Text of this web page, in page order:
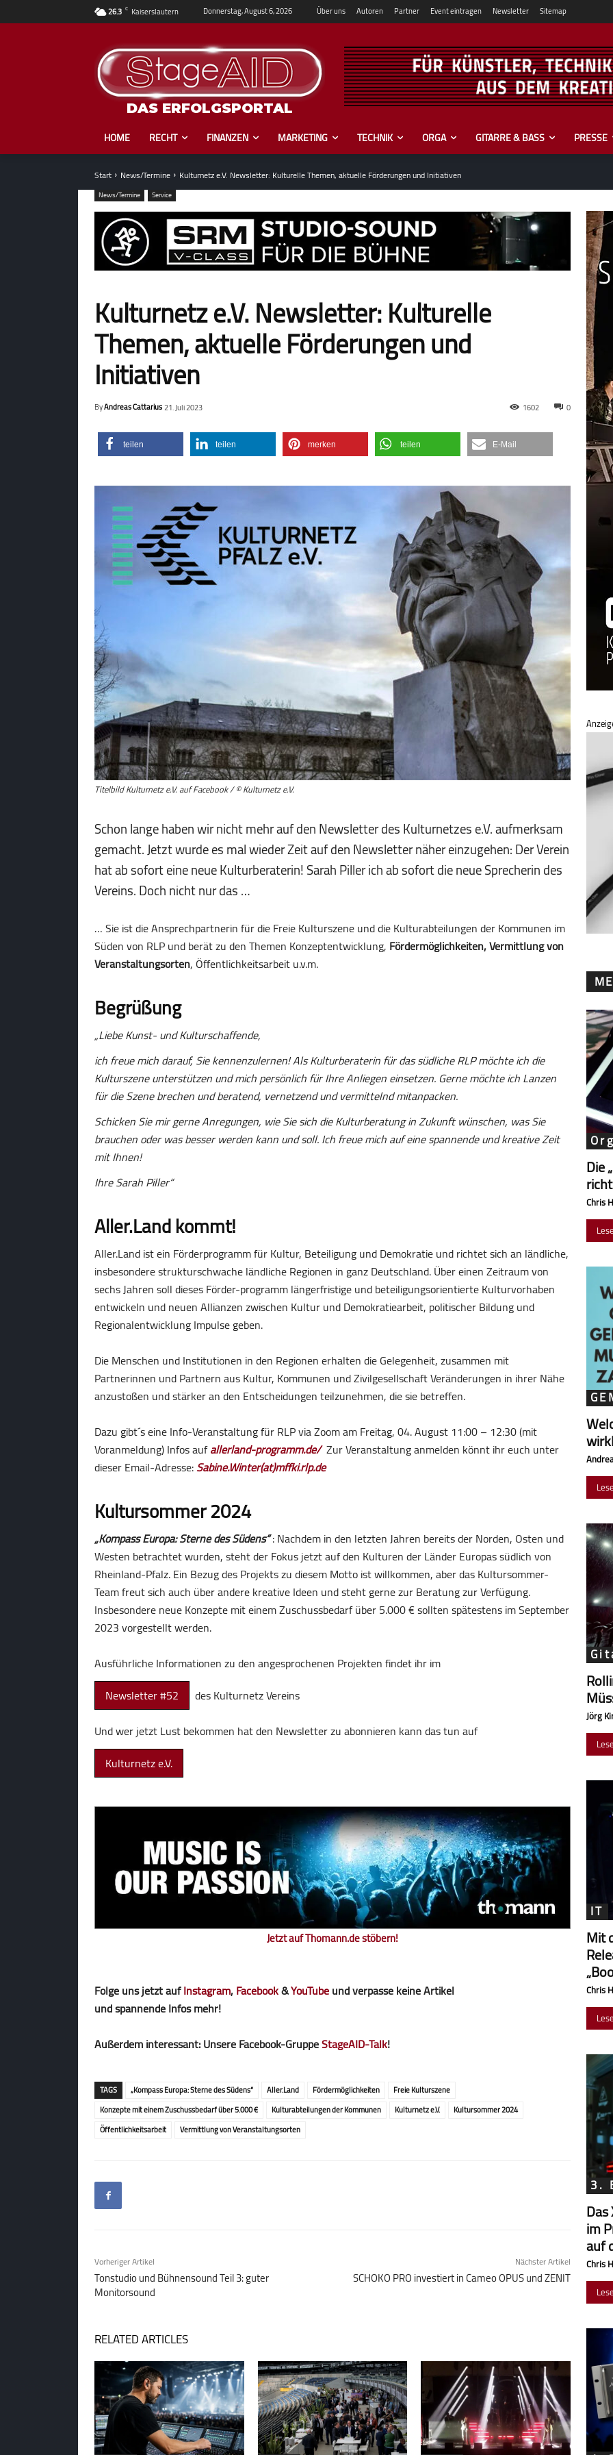
26.3 C Kaiserslautern Donnerstag, August 6, 2026 Über uns Autoren Partner Event eintragen Newsletter Sitemap
DAS ERFOLGSPORTAL
HOME RECHT FINANZEN MARKETING TECHNIK ORGA GITARRE & BASS PRESSE
Start News/Termine Kulturnetz e.V. Newsletter: Kulturelle Themen, aktuelle Förderungen und Initiativen
News/Termine Service
Kulturnetz e.V. Newsletter: Kulturelle
Themen, aktuelle Förderungen und
Initiativen
ByAndreas Cattarius21. Juli 2023 0
1602
teilen teilen merken teilen E-Mail
Titelbild Kulturnetz e.V. auf Facebook / © Kulturnetz e.V.
Schon lange haben wir nicht mehr auf den Newsletter des Kultur­netzes e.V. aufmerksam
gemacht. Jetzt wurde es mal wieder Zeit auf den Newsletter näher einzugehen: Der Verein
hat ab sofort eine neue Kulturberaterin! Sarah Piller ich ab sofort die neue Sprecherin des
Vereins. Doch nicht nur das …
… Sie ist die Ansprechpartnerin für die Freie Kulturszene und die Kultur­ab­teilungen der Kommunen im
Süden von RLP und berät zu den Themen Konzept­entwicklung, Förder­möglich­keiten, Vermittlung von
Ver­an­staltungs­orten, Öffent­lich­keits­arbeit u.v.m.
Begrüßung
„Liebe Kunst- und Kulturschaffende,
ich freue mich darauf, Sie kennenzulernen! Als Kulturberaterin für das südliche RLP möchte ich die
Kulturszene unterstützen und mich persönlich für Ihre Anliegen einsetzen. Gerne möchte ich Lanzen
für die Szene brechen und beratend, vernetzend und vermittelnd mitanpacken.
Schicken Sie mir gerne Anregungen, wie Sie sich die Kulturberatung in Zukunft wünschen, was Sie
brauchen oder was besser werden kann und soll. Ich freue mich auf eine spannende und kreative Zeit
mit Ihnen!
Ihre Sarah Piller“
Aller.Land kommt!
Aller.Land ist ein Förderprogramm für Kultur, Beteiligung und Demokratie und richtet sich an ländliche,
insbesondere strukturschwache ländliche Regionen in ganz Deutschland. Über einen Zeitraum von
sechs Jahren soll dieses Förder-programm längerfristige und beteiligungsorientierte Kulturvorhaben
entwickeln und neuen Allianzen zwischen Kultur und Demokratiearbeit, politischer Bildung und
Regionalentwicklung Impulse geben.
Die Menschen und Institutionen in den Regionen erhalten die Gelegenheit, zusammen mit
Partnerinnen und Partnern aus Kultur, Kommunen und Zivilgesellschaft Veränderungen in ihrer Nähe
anzustoßen und stärker an den Entscheidungen teilzunehmen, die sie betreffen.
Dazu gibt´s eine Info-Veranstaltung für RLP via Zoom am Freitag, 04. August 11:00 – 12:30 (mit
Voranmeldung) Infos aufallerland-programm.de/ Zur Veranstaltung anmelden könnt ihr euch unter
dieser Email-Adresse:Sabine.Winter(at)mffki.rlp.de
Kultursommer 2024
„Kompass Europa: Sterne des Südens“: Nachdem in den letzten Jahren bereits der Norden, Osten und
Westen betrachtet wurden, steht der Fokus jetzt auf den Kulturen der Länder Europas südlich von
Rheinland-Pfalz. Ein Bezug des Projekts zu diesem Motto ist willkommen, aber das Kultursommer-
Team freut sich auch über andere kreative Ideen und steht gerne zur Beratung zur Verfügung.
Insbesondere neue Konzepte mit einem Zuschussbedarf über 5.000 € sollten spätestens im September
2023 vorgestellt werden.
Ausführliche Informationen zu den angesprochenen Projekten findet ihr im
Newsletter #52
des Kulturnetz Vereins
Und wer jetzt Lust bekommen hat den Newsletter zu abonnieren kann das tun auf
Kulturnetz e.V.
Jetzt auf Thomann.de stöbern!
Folge uns jetzt aufInstagram,Facebook&YouTubeund verpasse keine Artikel
und spannende Infos mehr!
Außerdem interessant: Unsere Facebook-GruppeStageAID-Talk!
TAGS „Kompass Europa: Sterne des Südens“ Aller.Land Förder­möglich­keiten
Freie Kulturszene
Konzepte mit einem Zuschussbedarf über 5.000 €
Kultur­ab­teilungen der Kommunen Kultur­netz e.V.
Kultursommer 2024
Öffent­lich­keits­arbeit
Vermittlung von Ver­an­staltungs­orten
Vorheriger Artikel
Tonstudio und Bühnensound Teil 3: guter
Monitorsound
Nächster Artikel
SCHOKO PRO investiert in Cameo OPUS und ZENIT
RELATED ARTICLES
Die
Chris
Jörg
IT
Mit
Chris
3.
im
auf
Chris